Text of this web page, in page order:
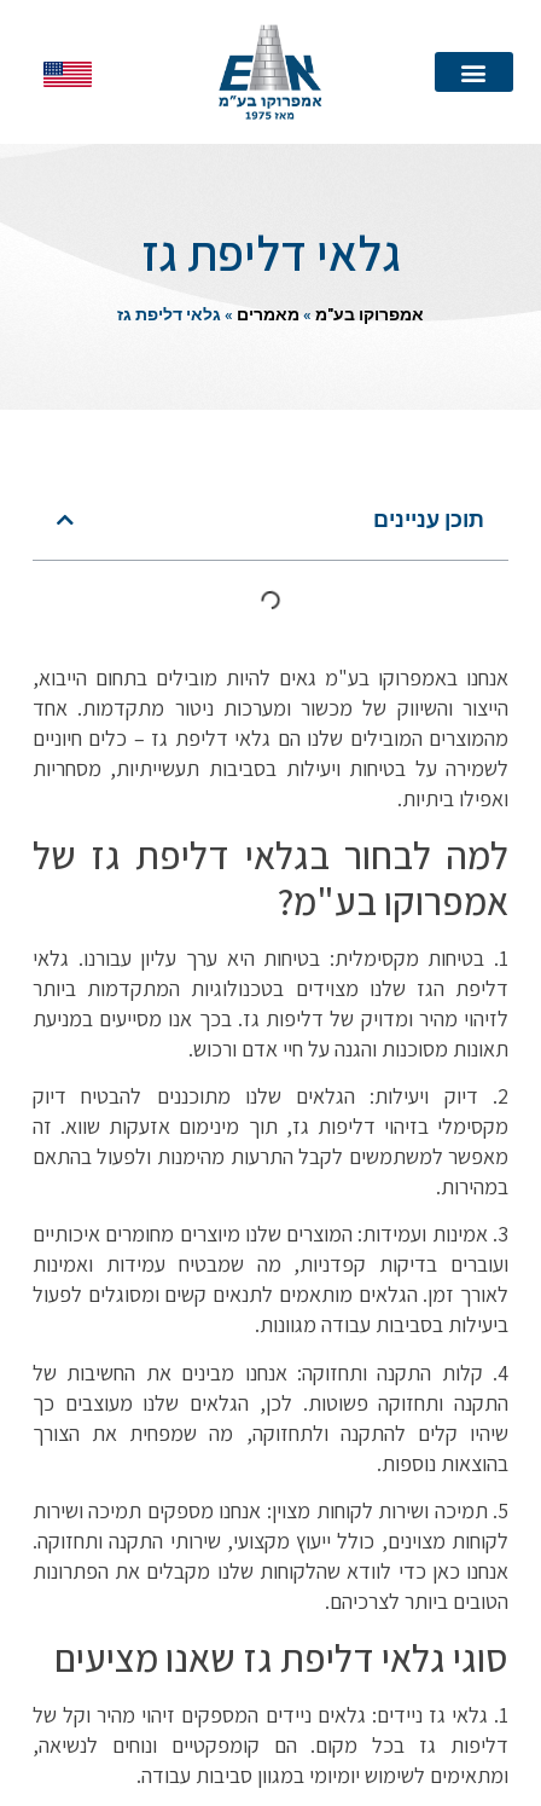
גלאי דליפת גז
אמפרוקו בע"מ » מאמרים » גלאי דליפת גז
תוכן עניינים
אנחנו באמפרוקו בע"מ גאים להיות מובילים בתחום הייבוא,
הייצור והשיווק של מכשור ומערכות ניטור מתקדמות. אחד
מהמוצרים המובילים שלנו הם גלאי דליפת גז – כלים חיוניים
לשמירה על בטיחות ויעילות בסביבות תעשייתיות, מסחריות
ואפילו ביתיות.
למה לבחור בגלאי דליפת גז של
אמפרוקו בע"מ?
1. בטיחות מקסימלית: בטיחות היא ערך עליון עבורנו. גלאי
דליפת הגז שלנו מצוידים בטכנולוגיות המתקדמות ביותר
לזיהוי מהיר ומדויק של דליפות גז. בכך אנו מסייעים במניעת
תאונות מסוכנות והגנה על חיי אדם ורכוש.
2. דיוק ויעילות: הגלאים שלנו מתוכננים להבטיח דיוק
מקסימלי בזיהוי דליפות גז, תוך מינימום אזעקות שווא. זה
מאפשר למשתמשים לקבל התרעות מהימנות ולפעול בהתאם
במהירות.
3. אמינות ועמידות: המוצרים שלנו מיוצרים מחומרים איכותיים
ועוברים בדיקות קפדניות, מה שמבטיח עמידות ואמינות
לאורך זמן. הגלאים מותאמים לתנאים קשים ומסוגלים לפעול
ביעילות בסביבות עבודה מגוונות.
4. קלות התקנה ותחזוקה: אנחנו מבינים את החשיבות של
התקנה ותחזוקה פשוטות. לכן, הגלאים שלנו מעוצבים כך
שיהיו קלים להתקנה ולתחזוקה, מה שמפחית את הצורך
בהוצאות נוספות.
5. תמיכה ושירות לקוחות מצוין: אנחנו מספקים תמיכה ושירות
לקוחות מצוינים, כולל ייעוץ מקצועי, שירותי התקנה ותחזוקה.
אנחנו כאן כדי לוודא שהלקוחות שלנו מקבלים את הפתרונות
הטובים ביותר לצרכיהם.
סוגי גלאי דליפת גז שאנו מציעים
1. גלאי גז ניידים: גלאים ניידים המספקים זיהוי מהיר וקל של
דליפות גז בכל מקום. הם קומפקטיים ונוחים לנשיאה,
ומתאימים לשימוש יומיומי במגוון סביבות עבודה.